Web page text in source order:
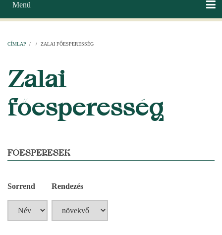
Main
navigation
Menü
CÍMLAP / / ZALAI FŐESPERESSÉG
Zalai
főesperesség
FŐESPERESEK
Sorrend Rendezés